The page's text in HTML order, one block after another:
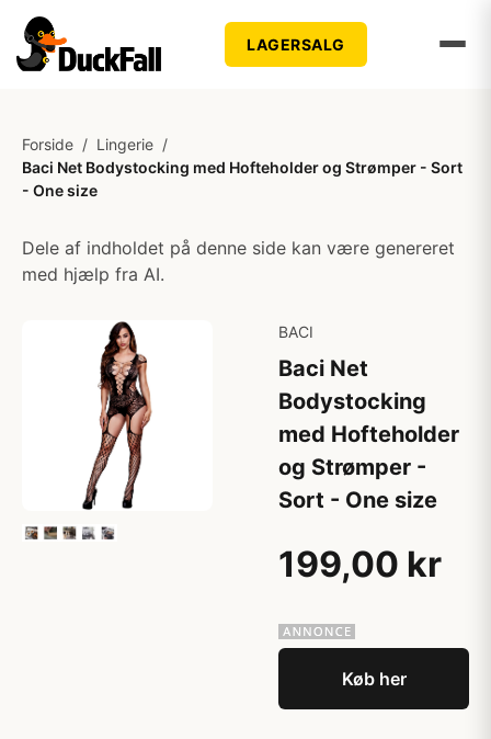
LAGERSALG
Forside / Lingerie /
Baci Net Bodystocking med Hofteholder og Strømper - Sort
- One size
Dele af indholdet på denne side kan være genereret
med hjælp fra AI.
BACI
Baci Net
Bodystocking
med Hofteholder
og Strømper -
Sort - One size
199,00 kr
Køb her